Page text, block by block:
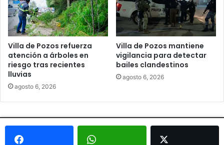
Villa de Pozos refuerza
atención a árboles en
riesgo tras recientes
lluvias
agosto 6, 2026
Villa de Pozos mantiene
vigilancia para detectar
bailes clandestinos
agosto 6, 2026
© Copyright 2026, Todos los derechos reservados - Metrópoli